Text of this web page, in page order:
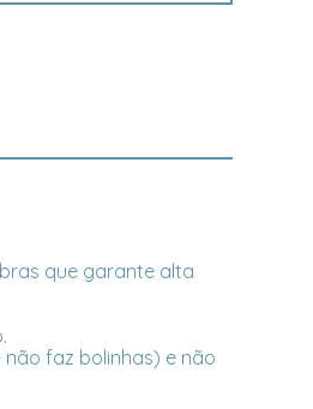
que garante alta
faz bolinhas) e não